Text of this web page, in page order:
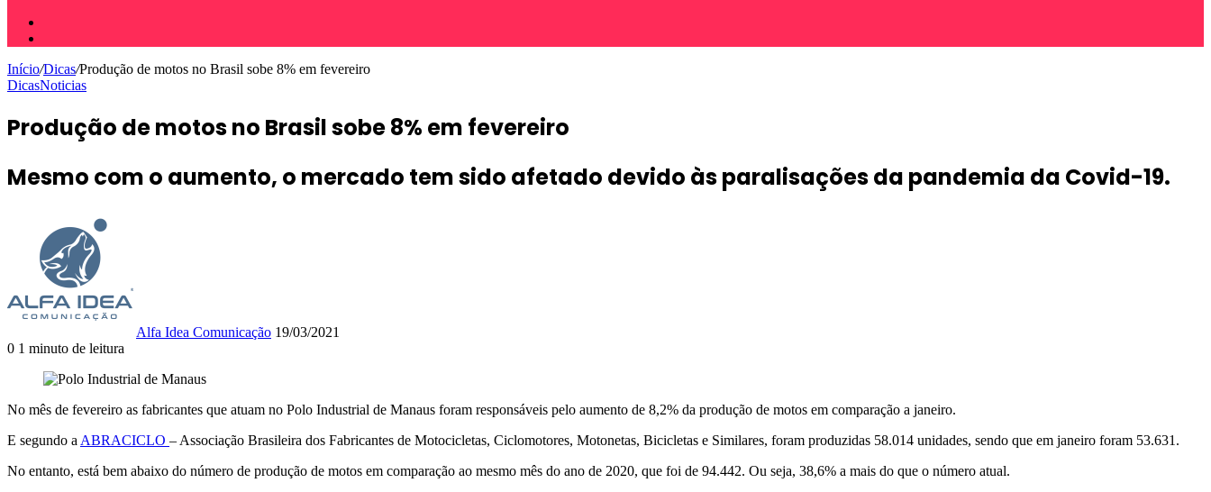
Início/Dicas/Produção de motos no Brasil sobe 8% em fevereiro
DicasNoticias
Produção de motos no Brasil sobe 8% em fevereiro
Mesmo com o aumento, o mercado tem sido afetado devido às paralisações da pandemia da Covid-19.
Alfa Idea Comunicação 19/03/2021
0 1 minuto de leitura
mail
No mês de fevereiro as fabricantes que atuam no Polo Industrial de Manaus foram responsáveis pelo aumento de 8,2% da produção de motos em comparação a janeiro.
E segundo a ABRACICLO – Associação Brasileira dos Fabricantes de Motocicletas, Ciclomotores, Motonetas, Bicicletas e Similares, foram produzidas 58.014 unidades, sendo que em janeiro foram 53.631.
No entanto, está bem abaixo do número de produção de motos em comparação ao mesmo mês do ano de 2020, que foi de 94.442. Ou seja, 38,6% a mais do que o número atual.